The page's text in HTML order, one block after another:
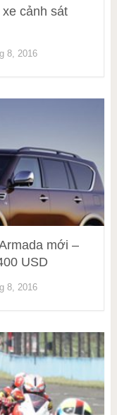
cảnh sát
8, 2016
mới –
USD
8, 2016